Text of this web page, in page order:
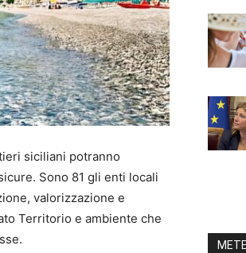
siciliani potranno
Sono 81 gli enti locali
valorizzazione e
Territorio e ambiente che